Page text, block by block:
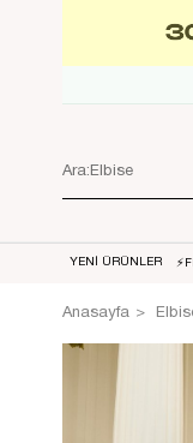
YENİ ÜRÜNLER
Anasayfa